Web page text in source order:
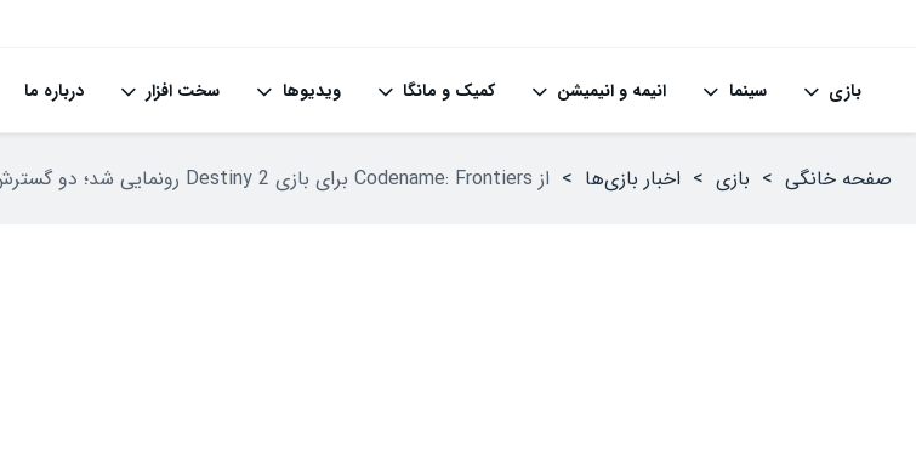
بازی سینما انیمه و انیمیشن کمیک و مانگا ویدیوها سخت افزار درباره ما
صفحه خانگی > بازی > اخبار بازی‌ها > از Codename: Frontiers برای بازی Destiny 2 رونمایی شد؛ دو گسترش‌دهنده در سال ۲۰۲۵ و چهار به‌روزرسانی بزرگ